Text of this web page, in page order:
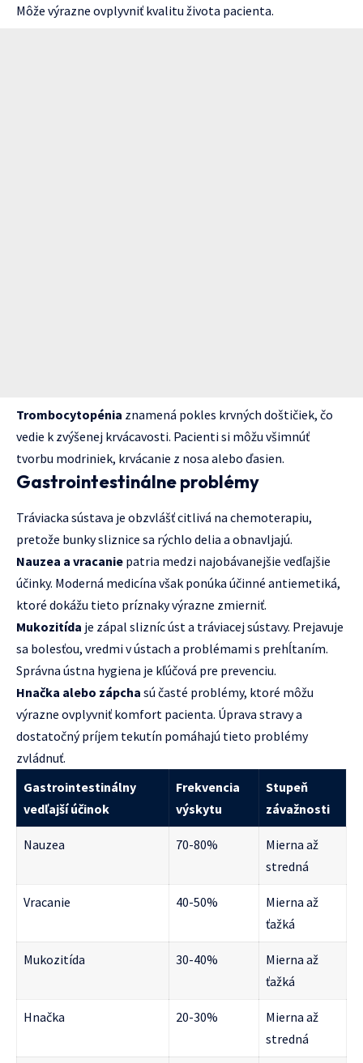
Môže výrazne ovplyvniť kvalitu života pacienta.
Trombocytopénia znamená pokles krvných doštičiek, čo
vedie k zvýšenej krvácavosti. Pacienti si môžu všimnúť
tvorbu modriniek, krvácanie z nosa alebo ďasien.
Gastrointestinálne problémy
Tráviacka sústava je obzvlášť citlivá na chemoterapiu,
pretože bunky sliznice sa rýchlo delia a obnavljajú.
Nauzea a vracanie patria medzi najobávanejšie vedľajšie
účinky. Moderná medicína však ponúka účinné antiemetiká,
ktoré dokážu tieto príznaky výrazne zmierniť.
Mukozitída je zápal slizníc úst a tráviacej sústavy. Prejavuje
sa bolesťou, vredmi v ústach a problémami s prehĺtaním.
Správna ústna hygiena je kľúčová pre prevenciu.
Hnačka alebo zápcha sú časté problémy, ktoré môžu
výrazne ovplyvniť komfort pacienta. Úprava stravy a
dostatočný príjem tekutín pomáhajú tieto problémy
zvládnuť.
Gastrointestinálny
vedľajší účinok
Frekvencia
výskytu
Stupeň
závažnosti
Nauzea 70-80%
Mierna až
stredná
Vracanie 40-50%
Mierna až
ťažká
Mukozitída 30-40%
Mierna až
ťažká
Hnačka 20-30%
Mierna až
stredná